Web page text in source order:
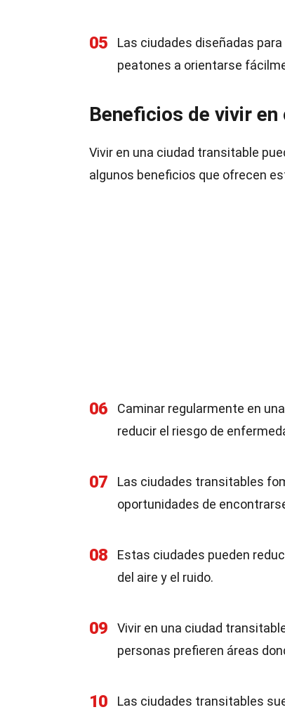
05
Las ciudades diseñadas
peatones a orientarse
Beneficios de vivir
Vivir en una ciudad transitable
algunos beneficios que ofrecen
06 Caminar regularmente en
reducir el riesgo de
07
Las ciudades transitables
oportunidades de
08
Estas ciudades pueden
del aire y el ruido.
09
Vivir en una ciudad
personas prefieren áreas
10
Las ciudades transitables